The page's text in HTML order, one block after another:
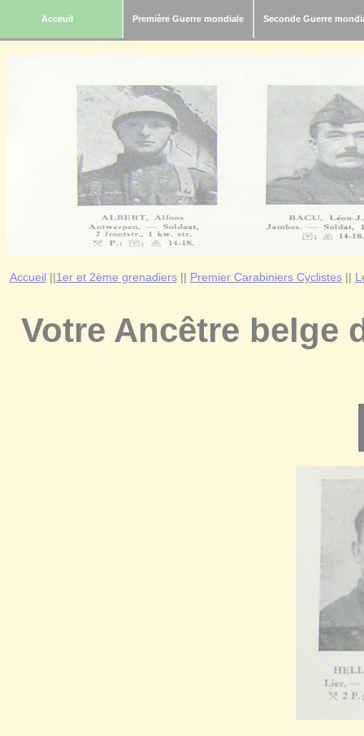
Acceuil Première Guerre mondiale Seconde Guerre
Accueil ||1er et 2ème grenadiers|| Premier Carabiniers Cyclistes||
Votre Ancêtre belge